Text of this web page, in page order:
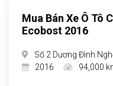
Mua Bán Xe Ô Tô
Ecobost 2016
Số 2 Dương Đình
2016
94,000